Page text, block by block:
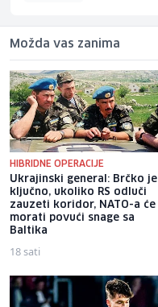
Možda vas zanima
HIBRIDNE OPERACIJE
Ukrajinski general: Brčko je
ključno, ukoliko RS odluči
zauzeti koridor, NATO-a će
morati povući snage sa
Baltika
18 sati